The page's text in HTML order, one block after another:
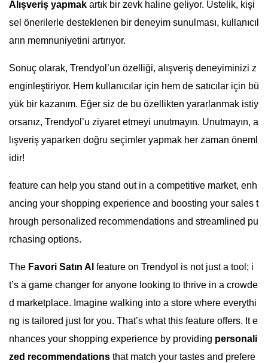
Alışveriş yapmak artık bir zevk haline geliyor. Üstelik, kişi
sel önerilerle desteklenen bir deneyim sunulması, kullanıcıl
arın memnuniyetini artırıyor.
Sonuç olarak, Trendyol’un özelliği, alışveriş deneyiminizi z
enginleştiriyor. Hem kullanıcılar için hem de satıcılar için bü
yük bir kazanım. Eğer siz de bu özellikten yararlanmak istiy
orsanız, Trendyol’u ziyaret etmeyi unutmayın. Unutmayın, a
lışveriş yaparken doğru seçimler yapmak her zaman öneml
idir!
feature can help you stand out in a competitive market, enh
ancing your shopping experience and boosting your sales t
hrough personalized recommendations and streamlined pu
rchasing options.
The Favori Satın Al feature on Trendyol is not just a tool; i
t’s a game changer for anyone looking to thrive in a crowde
d marketplace. Imagine walking into a store where everythi
ng is tailored just for you. That’s what this feature offers. It e
nhances your shopping experience by providing personali
zed recommendations that match your tastes and prefere